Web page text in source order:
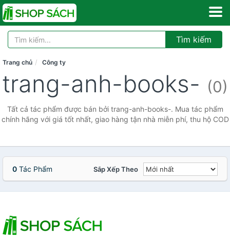
Tìm kiếm
Trang chủ Công ty
trang-anh-books- (0)
Tất cả tác phẩm được bán bởi trang-anh-books-. Mua tác phẩm
chính hãng với giá tốt nhất, giao hàng tận nhà miễn phí, thu hộ COD
0 Tác Phẩm Sắp Xếp Theo